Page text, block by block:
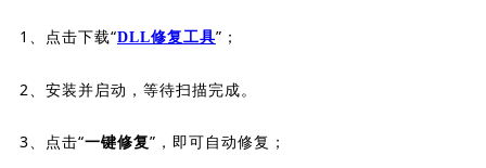
1、点击下载“DLL修复工具”；
2、安装并启动，等待扫描完成。
3、点击“一键修复”，即可自动修复；